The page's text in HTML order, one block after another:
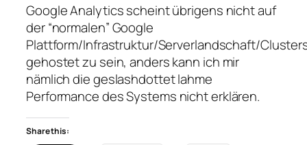
Google Analytics scheint übrigens nicht auf
der “normalen” Google
Plattform/Infrastruktur/Serverlandschaft/
gehostet zu sein, anders kann ich mir
nämlich die geslashdottet lahme
Performance des Systems nicht erklären.
Share this: